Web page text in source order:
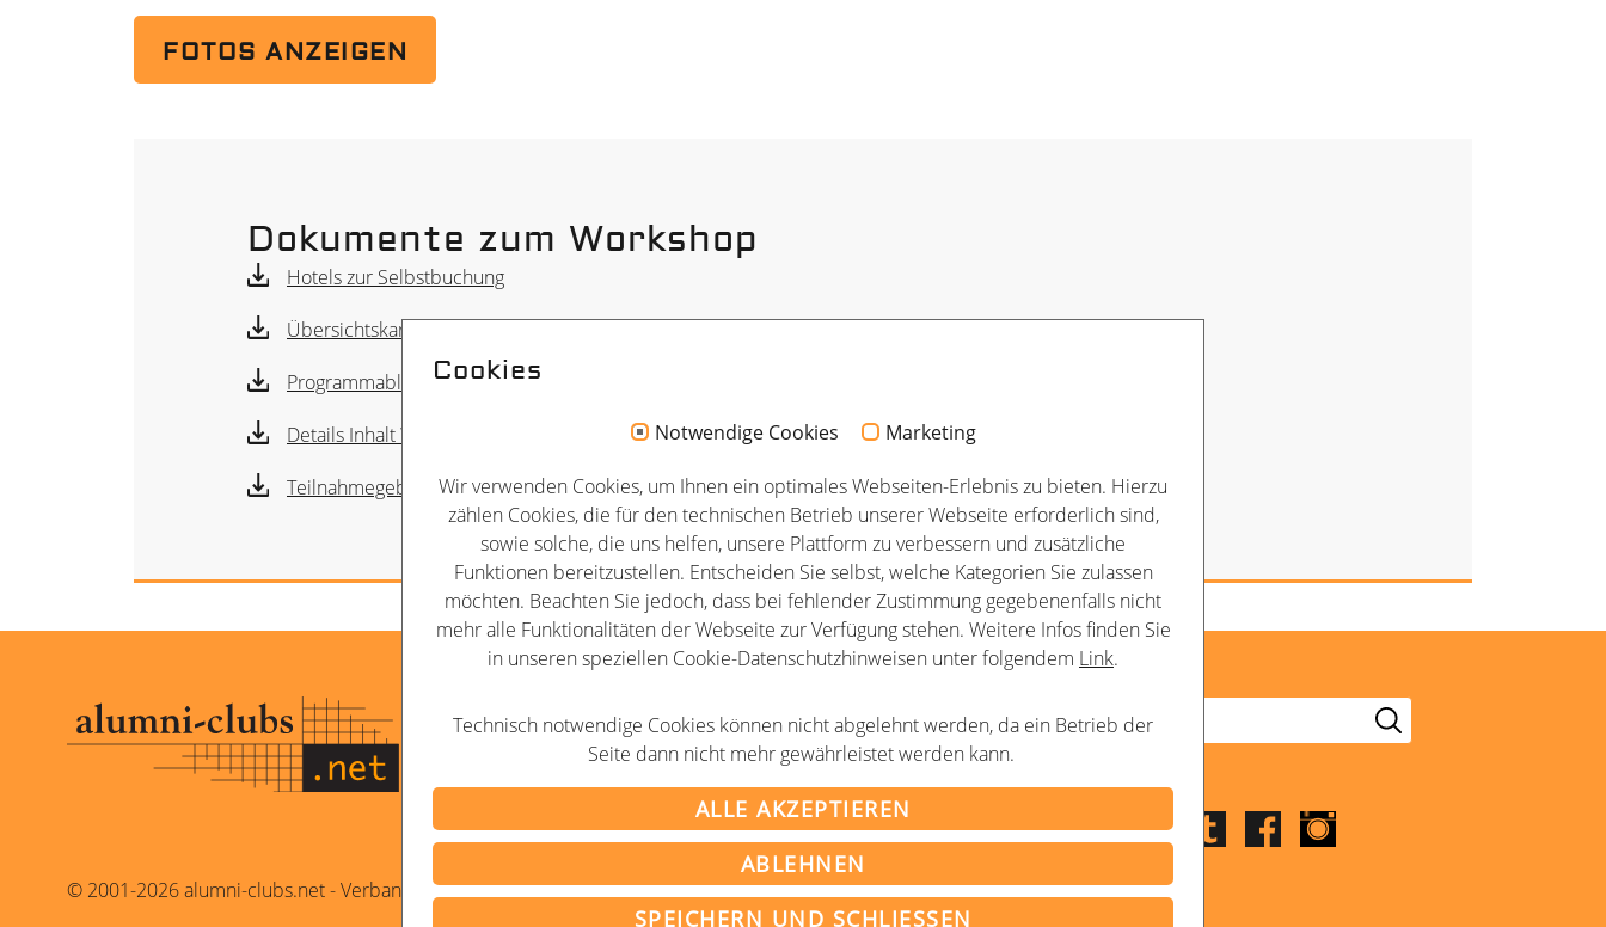
FOTOS ANZEIGEN
Dokumente zum Workshop
Hotels zur Selbstbuchung
Übersichtskarte WS-Raum und Hotels
Programmablauf Workshop Hochschul-Sponsoring in Darmstadt
Details Inhalt Workshop Hochschul-Sponsoring in Darmstadt
Teilnahmegebühr
Kontakt
Datenschutz
Newsletter
Partner
Folge uns
LinkedInYoutube Twitter Facebook
© 2001-2026 alumni-clubs.net - Verband der Alumni-Organisationen im deutschsprachigen Raum e.V.
Cookies
Notwendige Cookies Marketing
Wir verwenden Cookies, um Ihnen ein optimales Webseiten-Erlebnis zu bieten. Hierzu
zählen Cookies, die für den technischen Betrieb unserer Webseite erforderlich sind,
sowie solche, die uns helfen, unsere Plattform zu verbessern und zusätzliche
Funktionen bereitzustellen. Entscheiden Sie selbst, welche Kategorien Sie zulassen
möchten. Beachten Sie jedoch, dass bei fehlender Zustimmung gegebenenfalls nicht
mehr alle Funktionalitäten der Webseite zur Verfügung stehen. Weitere Infos finden Sie
in unseren speziellen Cookie-Datenschutzhinweisen unter folgendem Link.
Technisch notwendige Cookies können nicht abgelehnt werden, da ein Betrieb der
Seite dann nicht mehr gewährleistet werden kann.
ALLE AKZEPTIEREN
ABLEHNEN
SPEICHERN UND SCHLIESSEN